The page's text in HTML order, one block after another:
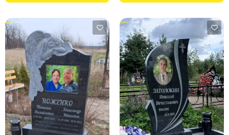
Памятники в виде дерева
Памятники с лебедями
Памятники в форме волны
Хачкары
Памятники ростовые
Памятники в форме скалы
Памятник Родителям